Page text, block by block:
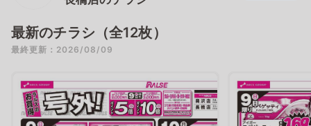
最新のチラシ（全12枚）
最終更新：2026/08/09